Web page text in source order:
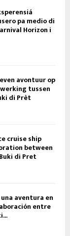
pa medio di
Horizon i
avontuur op
tussen
di Prèt
cruise ship
between
di Pret
aventura en
entre